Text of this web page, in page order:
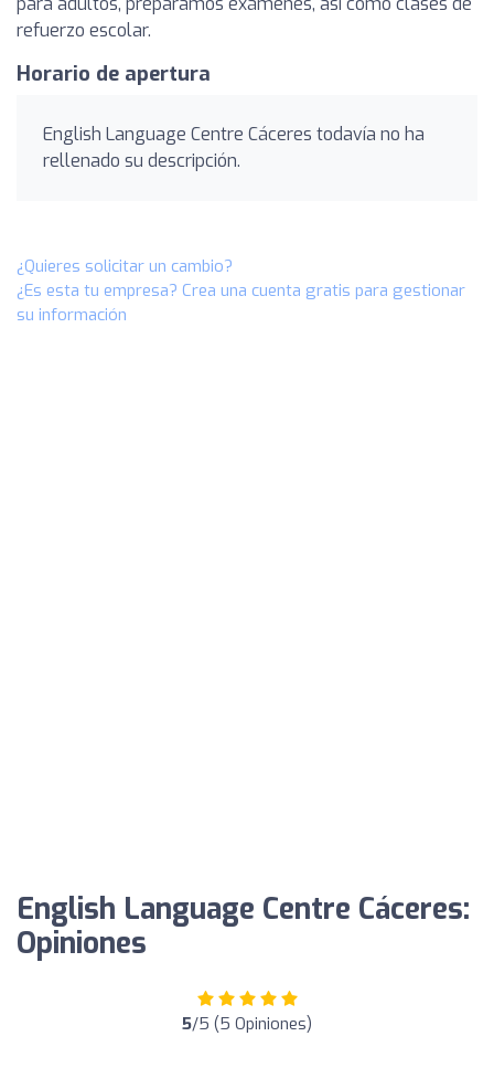
refuerzo escolar.
Horario de apertura
English Language Centre Cáceres todavía no ha
rellenado su descripción.
¿Quieres solicitar un cambio?
¿Es esta tu empresa? Crea una cuenta gratis para gestionar
su información
English Language Centre Cáceres:
Opiniones
5/5 (5 Opiniones)